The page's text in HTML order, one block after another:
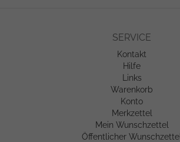
SERVICE
Kontakt
Hilfe
Links
Warenkorb
Konto
Merkzettel
Mein Wunschzettel
Öffentlicher Wunschzettel